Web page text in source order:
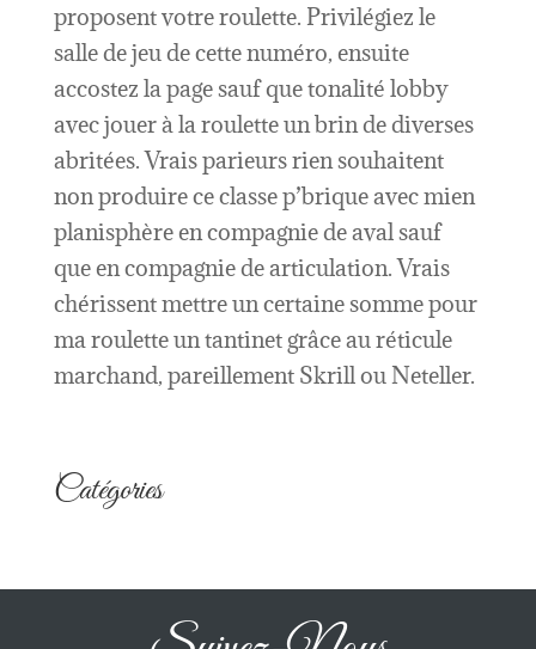
proposent votre roulette. Privilégiez le
salle de jeu de cette numéro, ensuite
accostez la page sauf que tonalité lobby
avec jouer à la roulette un brin de diverses
abritées. Vrais parieurs rien souhaitent
non produire ce classe p’brique avec mien
planisphère en compagnie de aval sauf
que en compagnie de articulation. Vrais
chérissent mettre un certaine somme pour
ma roulette un tantinet grâce au réticule
marchand, pareillement Skrill ou Neteller.
Catégories